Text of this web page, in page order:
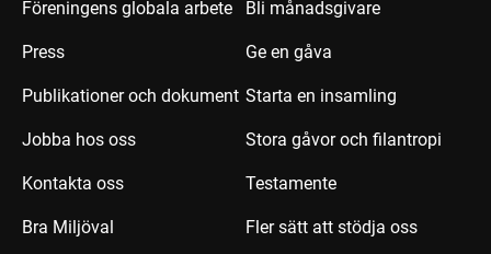
Föreningens globala arbete
Press
Publikationer och dokument
Jobba hos oss
Kontakta oss
Bra Miljöval
Bli månadsgivare
Ge en gåva
Starta en insamling
Stora gåvor och filantropi
Testamente
Fler sätt att stödja oss